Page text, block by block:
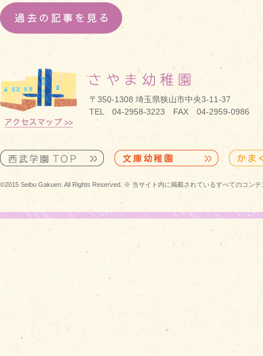
〒350-1308 埼玉県狭山市中央3-11-37
TEL 04-2958-3223 FAX 04-2959-0986
©2015 Seibu Gakuen. All Rights Reserved. ※ 当サイト内に掲載されているすべてのコン